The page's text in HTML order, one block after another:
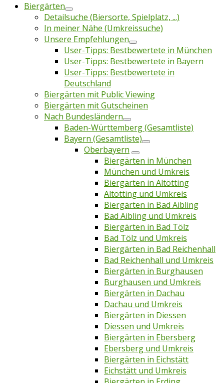
Biergärten
Detailsuche (Biersorte, Spielplatz, ...)
In meiner Nähe (Umkreissuche)
Unsere Empfehlungen
User-Tipps: Bestbewertete in München
User-Tipps: Bestbewertete in Bayern
User-Tipps: Bestbewertete in
Deutschland
Biergärten mit Public Viewing
Biergärten mit Gutscheinen
Nach Bundesländern
Baden-Württemberg (Gesamtliste)
Bayern (Gesamtliste)
Oberbayern
Biergärten in München
München und Umkreis
Biergärten in Altötting
Altötting und Umkreis
Biergärten in Bad Aibling
Bad Aibling und Umkreis
Biergärten in Bad Tölz
Bad Tölz und Umkreis
Biergärten in Bad Reichenhall
Bad Reichenhall und Umkreis
Biergärten in Burghausen
Burghausen und Umkreis
Biergärten in Dachau
Dachau und Umkreis
Biergärten in Diessen
Diessen und Umkreis
Biergärten in Ebersberg
Ebersberg und Umkreis
Biergärten in Eichstätt
Eichstätt und Umkreis